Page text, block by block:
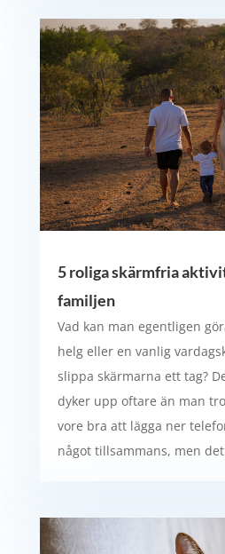
5 roliga skärmfria
familjen
Vad kan man egentligen
helg eller en vanlig
slippa skärmarna ett tag?
dyker upp oftare än man
vore bra att lägga ner
något tillsammans, men